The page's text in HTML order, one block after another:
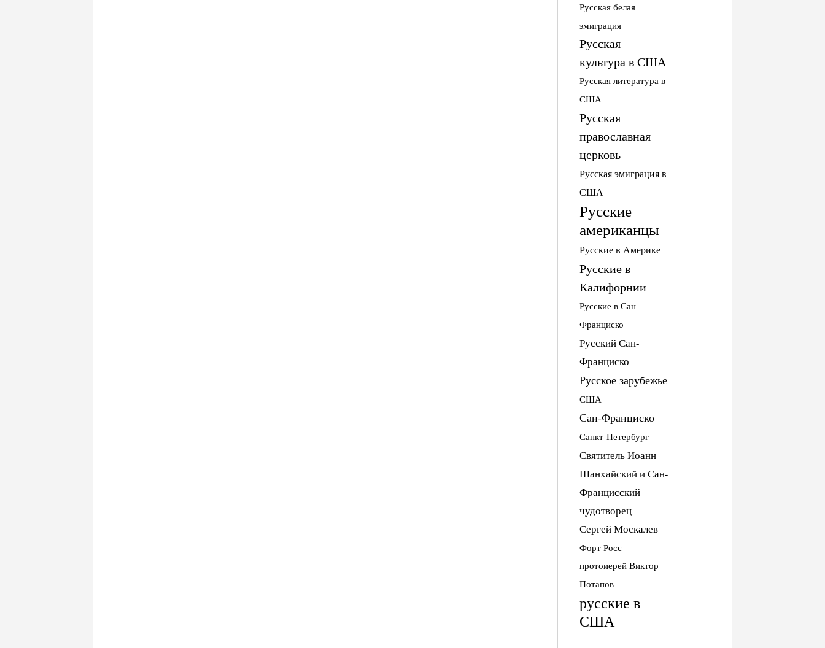
Русская белая
эмиграция
Русская
культура в США
Русская литература в
США
Русская
православная
церковь
Русская эмиграция в
США
Русские
американцы
Русские в Америке
Русские в
Калифорнии
Русские в Сан-
Франциско
Русский Сан-
Франциско
Русское зарубежье
США
Сан-Франциско
Санкт-Петербург
Святитель Иоанн
Шанхайский и Сан-
Францисский
чудотворец
Сергей Москалев
Форт Росс
протоиерей Виктор
Потапов
русские в
США